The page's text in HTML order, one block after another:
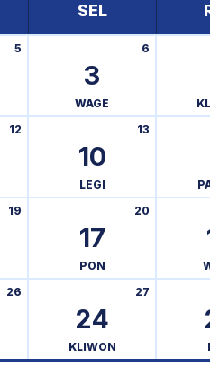
SEL
5
3
6
WAGE
12
10
13
LEGI
19
17
20
PON
26
24
27
KLIWON